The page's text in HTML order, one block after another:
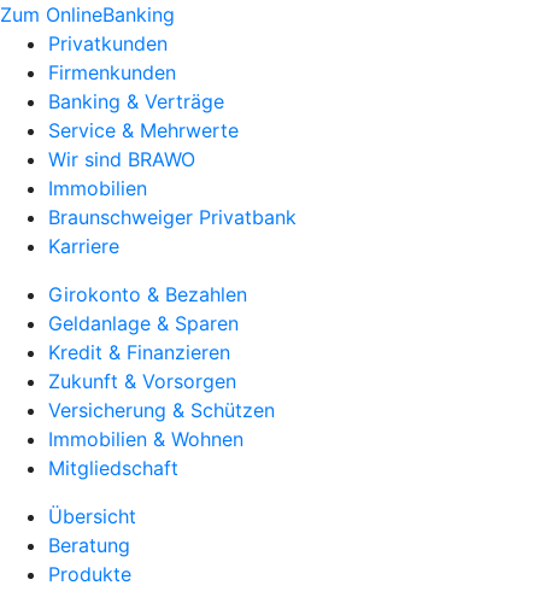
Zum OnlineBanking
Privatkunden
Firmenkunden
Banking & Verträge
Service & Mehrwerte
Wir sind BRAWO
Immobilien
Braunschweiger Privatbank
Karriere
Girokonto & Bezahlen
Geldanlage & Sparen
Kredit & Finanzieren
Zukunft & Vorsorgen
Versicherung & Schützen
Immobilien & Wohnen
Mitgliedschaft
Übersicht
Beratung
Produkte